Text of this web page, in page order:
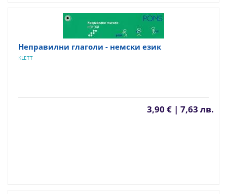
Неправилни глаголи - немски език
KLETT
3,90 € | 7,63 лв.